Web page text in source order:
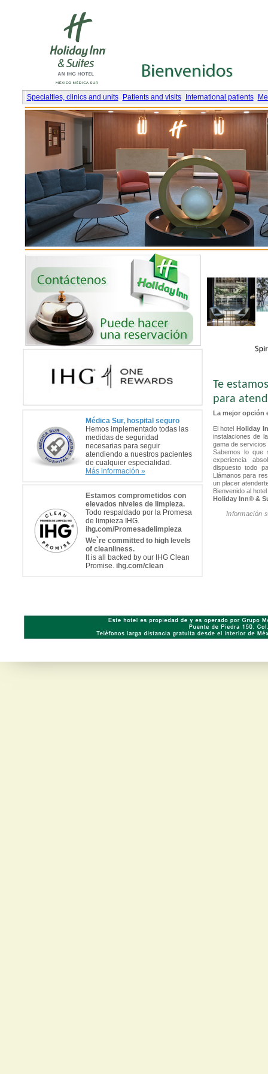
Specialties, clinics and units Patients and visits International patients
Médica Sur, hospital seguro
Hemos implementado todas las
medidas de seguridad
necesarias para seguir
atendiendo a nuestros pacientes
de cualquier especialidad.
Más información »
Estamos comprometidos con
elevados niveles de limpieza.
Todo respaldado por la Promesa
de limpieza IHG.
ihg.com/Promesadelimpieza
We`re committed to high levels
of cleanliness.
It is all backed by our IHG Clean
Promise. ihg.com/clean
Te
para
La mejor opción
El hotel Holiday
instalaciones de
gama de servicios
Sabemos lo que
experiencia
dispuesto todo
Llámanos para
un placer
Bienvenido al hotel
Holiday Inn® &
Información